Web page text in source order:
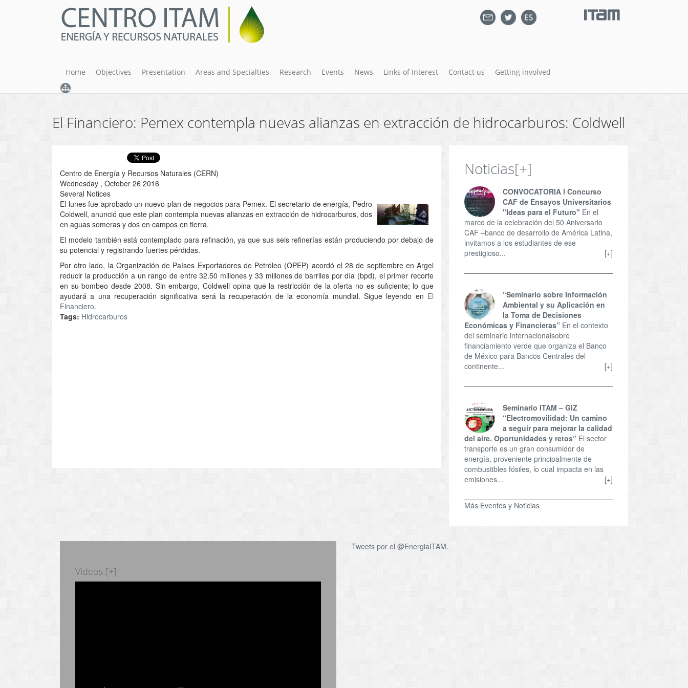
Home Objectives Presentation Areas and Specialties Research Events News Links of Interest Contact us Getting involved
El Financiero: Pemex contempla nuevas alianzas en extracción de hidrocarburos: Coldwell
Centro de Energía y Recursos Naturales (CERN)
Wednesday , October 26 2016
Several Notices
El lunes fue aprobado un nuevo plan de negocios para Pemex. El secretario de energía, Pedro
Coldwell, anunció que este plan contempla nuevas alianzas en extracción de hidrocarburos, dos
en aguas someras y dos en campos en tierra.
El modelo también está contemplado para refinación, ya que sus seis refinerías están produciendo por debajo de
su potencial y registrando fuertes pérdidas.
Por otro lado, la Organización de Países Exportadores de Petróleo (OPEP) acordó el 28 de septiembre en Argel
reducir la producción a un rango de entre 32.50 millones y 33 millones de barriles por día (bpd), el primer recorte
en su bombeo desde 2008. Sin embargo, Coldwell opina que la restricción de la oferta no es suficiente; lo que
ayudará a una recuperación significativa será la recuperación de la economía mundial. Sigue leyendo en El
Financiero.
Tags: Hidrocarburos
Noticias[+]
CONVOCATORIA l Concurso
CAF de Ensayos Universitarios
"Ideas para el Futuro" En el
marco de la celebración del 50 Aniversario
CAF –banco de desarrollo de América Latina,
invitamos a los estudiantes de ese
prestigioso...
[+]
“Seminario sobre Información
Ambiental y su Aplicación en
la Toma de Decisiones
Económicas y Financieras” En el contexto
del seminario internacionalsobre
financiamiento verde que organiza el Banco
de México para Bancos Centrales del
continente...
[+]
Seminario ITAM – GIZ
“Electromovilidad: Un camino
a seguir para mejorar la calidad
del aire. Oportunidades y retos” El sector
transporte es un gran consumidor de
energía, proveniente principalmente de
combustibles fósiles, lo cual impacta en las
emisiones...
[+]
Más Eventos y Noticias
Videos [+]
Tweets por el @EnergiaITAM.